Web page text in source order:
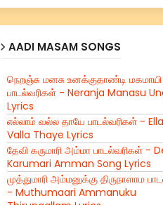
AADI MASAM SONGS
நெறஞ்சு மனசு உனக்குதாண்டி மகமாயி
பாடல்வரிகள் - Neranja Manasu
Lyrics
எல்லாம் வல்ல தாயே பாடல்வரிகள் -
Valla Thaye Lyrics
தேவி கருமாரி அம்மா பாடல்வரிகள் -
Karumari Amman Song Lyrics
முத்துமாரி அம்மனுக்கு திருநாளாம
- Muthumaari Ammanuku